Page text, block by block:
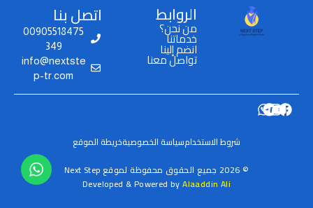
الروابط
من نحن؟
خدماتنا
انضم إلينا
تواصل معنا
اتصل بنا
00905518475
349
info@nextste
p-tr.com
شروط الاستخدامسياسة الخصوصيةخريطة الموقع
© 2026 جميع الحقوق محفوظة لموقع Next Step
Developed & Powered byAlaaddin Ali